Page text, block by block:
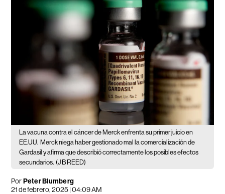
La vacuna contra el cáncer de Merck enfrenta su primer juicio en
EE.UU. Merck niega haber gestionado mal la comercialización de
Gardasil y afirma que describió correctamente los posibles efectos
secundarios. (J B REED)
PorPeter Blumberg
21 de febrero, 2025 | 04:09 AM